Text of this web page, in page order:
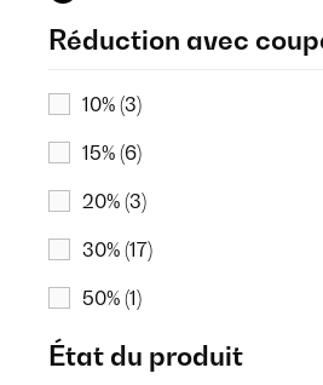
Réduction avec
10% (3)
15% (6)
20% (3)
30% (17)
50% (1)
État du produit